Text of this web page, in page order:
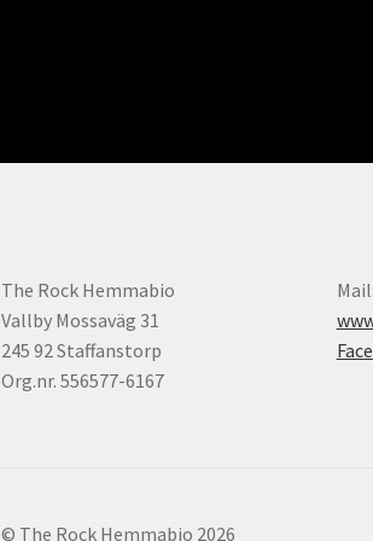
alternativen
The Rock Hemmabio
Vallby Mossaväg 31
245 92 Staffanstorp
Org.nr. 556577-6167
Mail:
© The Rock Hemmabio 2026